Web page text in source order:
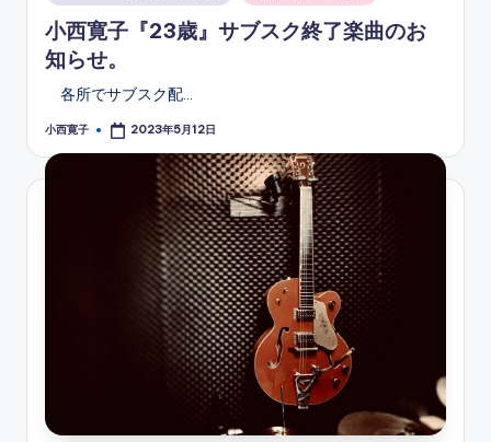
in
小西寛子『23歳』サブスク終了楽曲のお
知らせ。
各所でサブスク配…
Posted
小西寛子 2023年5月12日